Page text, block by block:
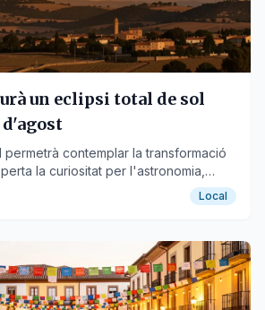
un eclipsi total de sol
permetrà contemplar la transformació
la curiositat per l'astronomia,
de la seguretat.
Local